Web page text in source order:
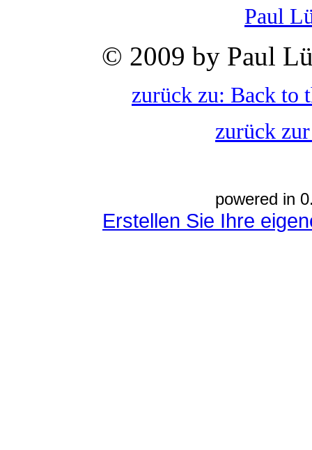
Paul
© 2009 by Paul
zurück zu: Back to
zurück
powered in
Erstellen Sie Ihre